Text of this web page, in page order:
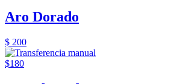
Aro Dorado
$ 200
$180